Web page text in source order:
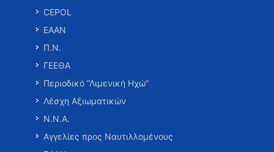
CEPOL
ΕΑΑΝ
Π.Ν.
ΓΕΕΘΑ
Περιοδικό “Λιμενική Ηχώ”
Λέσχη Αξιωματικών
Ν.Ν.Α.
Αγγελίες προς Ναυτιλλομένους